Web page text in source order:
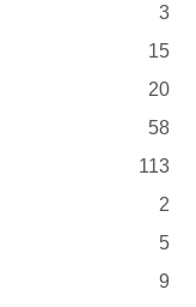
3
15
20
58
113
2
5
9